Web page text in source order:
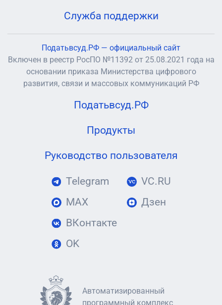
Служба поддержки
Податьвсуд.РФ — официальный сайт
Включен в реестр РосПО №11392 от 25.08.2021 года на
основании приказа Министерства цифрового
развития, связи и массовых коммуникаций РФ
Податьвсуд.РФ
Продукты
Руководство пользователя
Telegram
MAX
ВКонтакте
OK
VC.RU
Дзен
Автоматизированный
программный комплекс